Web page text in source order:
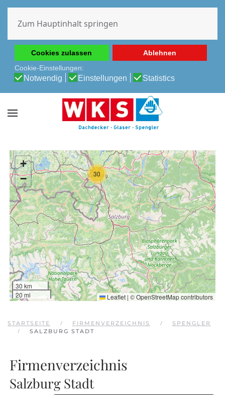
Erfahrung auf unserer Website zu ermöglichen.
Cookie-Richtlinie
Datenschutz-Bestimmungen
Cookies zulassen
Ablehnen
Cookie-Einstellungen:
Notwendig Einstellungen Statistics
Zum Hauptinhalt springen
30
+
−
30 km
20 mi
Leaflet | ©OpenStreetMapcontributors
STARTSEITE FIRMENVERZEICHNIS
SPENGLER
SALZBURG STADT
Firmenverzeichnis
Salzburg Stadt